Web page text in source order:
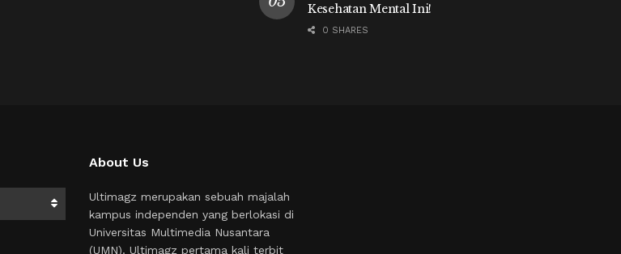
Kesehatan Mental Ini!
0 SHARES
About Us
Ultimagz merupakan sebuah majalah
kampus independen yang berlokasi di
Universitas Multimedia Nusantara
(UMN). Ultimagz pertama kali terbit